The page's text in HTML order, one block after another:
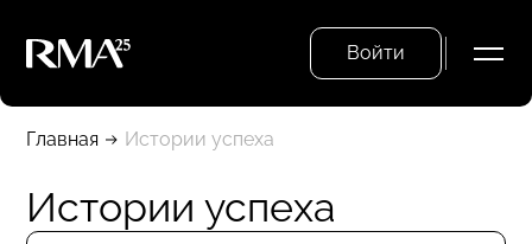
Войти
Главная Истории успеха
Истории успеха